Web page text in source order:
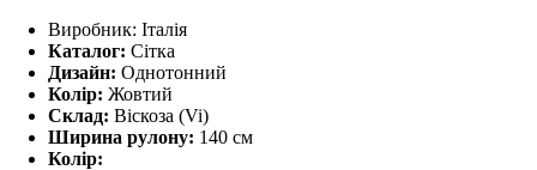
Виробник: Італія
Каталог: Сітка
Дизайн: Однотонний
Колір: Жовтий
Склад: Віскоза (Vi)
Ширина рулону: 140 см
Колір: